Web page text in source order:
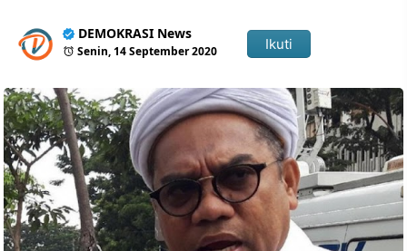
DEMOKRASI News
Senin, 14 September 2020 Ikuti